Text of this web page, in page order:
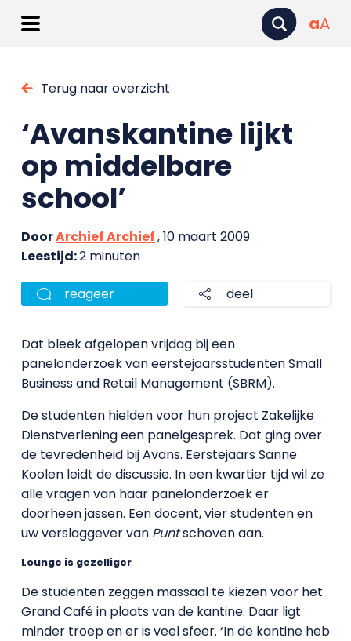
aA
Terug naar overzicht
‘Avanskantine lijkt
op middelbare
school’
DoorArchief Archief, 10 maart 2009
Leestijd:2 minuten
reageer deel
Dat bleek afgelopen vrijdag bij een
panelonderzoek van eerstejaarsstudenten Small
Business and Retail Management (SBRM).
De studenten hielden voor hun project Zakelijke
Dienstverlening een panelgesprek. Dat ging over
de tevredenheid bij Avans. Eerstejaars Sanne
Koolen leidt de discussie. In een kwartier tijd wil ze
alle vragen van haar panelonderzoek er
doorheen jassen. Een docent, vier studenten en
uw verslaggever van Puntschoven aan.
Lounge is gezelliger
De studenten zeggen massaal te kiezen voor het
Grand Café in plaats van de kantine. Daar ligt
minder troep en er is veel sfeer. ‘In de kantine heb